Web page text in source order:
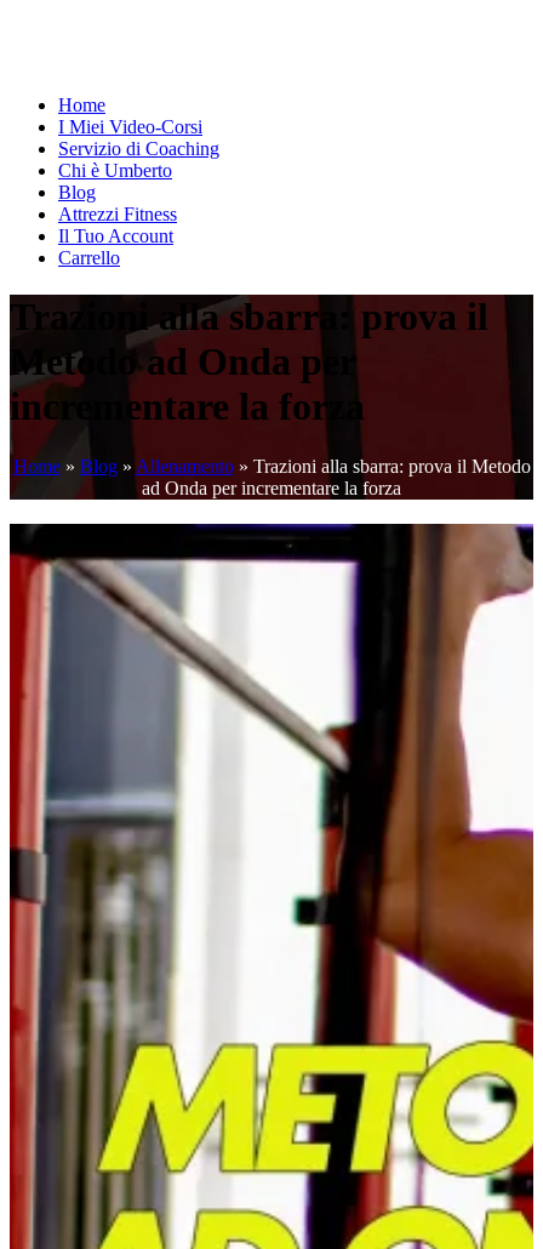
Home
I Miei Video-Corsi
Servizio di Coaching
Chi è Umberto
Blog
Attrezzi Fitness
Il Tuo Account
Carrello
Trazioni alla sbarra: prova il
Metodo ad Onda per
incrementare la forza
Home» Blog» Allenamento» Trazioni alla sbarra: prova il Metodo
ad Onda per incrementare la forza